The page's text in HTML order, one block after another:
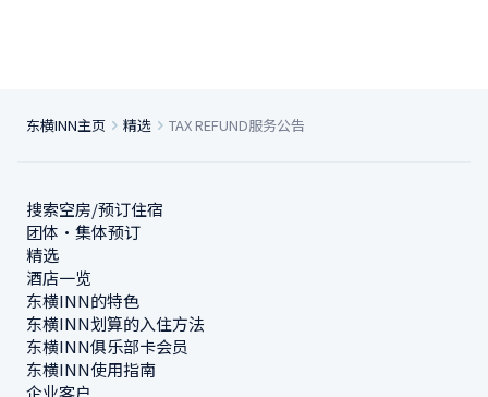
东横INN主页 精选 TAX REFUND服务公告
搜索空房/预订住宿
团体・集体预订
精选
酒店一览
东横INN的特色
东横INN划算的入住方法
东横INN俱乐部卡会员
东横INN使用指南
企业客户